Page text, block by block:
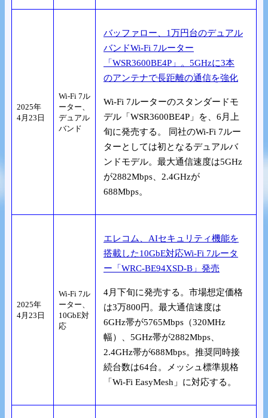
2025年
4月23日
Wi-Fi 7ル
ーター、
デュアル
バンド
バッファロー、1万円台のデュアル
バンドWi-Fi 7ルーター
「WSR3600BE4P」。5GHzに3本
のアンテナで長距離の通信を強化
Wi-Fi 7ルーターのスタンダードモ
デル「WSR3600BE4P」を、6月上
旬に発売する。 同社のWi-Fi 7ルー
ターとしては初となるデュアルバ
ンドモデル。最大通信速度は5GHz
が2882Mbps、2.4GHzが
688Mbps。
2025年
4月23日
Wi-Fi 7ル
ーター、
10GbE対
応
エレコム、AIセキュリティ機能を
搭載した10GbE対応Wi-Fi 7ルータ
ー「WRC-BE94XSD-B」発売
4月下旬に発売する。市場想定価格
は3万800円。最大通信速度は
6GHz帯が5765Mbps（320MHz
幅）、5GHz帯が2882Mbps、
2.4GHz帯が688Mbps。推奨同時接
続台数は64台。メッシュ標準規格
「Wi-Fi EasyMesh」に対応する。